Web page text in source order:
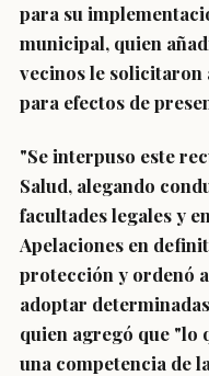
para su
municipal, quien
vecinos le solicitaron
para efectos de
"Se interpuso este
Salud, alegando
facultades legales y
Apelaciones en
protección y ordenó
adoptar
quien agregó que "lo
una competencia de